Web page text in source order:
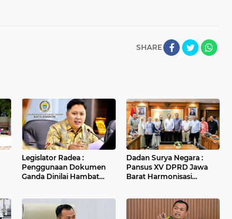
SHARE
Legislator Radea :
Penggunaan Dokumen
Ganda Dinilai Hambat
Sampah di Kota Bandung
Dadan Surya Negara :
Pansus XV DPRD Jawa
Barat Harmonisasi